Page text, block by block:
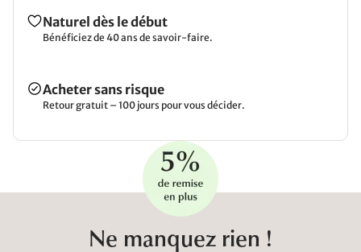
Naturel dès le début
Bénéficiez de 40 ans de savoir-faire.
Acheter sans risque
Retour gratuit – 100 jours pour vous décider.
Ne manquez rien !